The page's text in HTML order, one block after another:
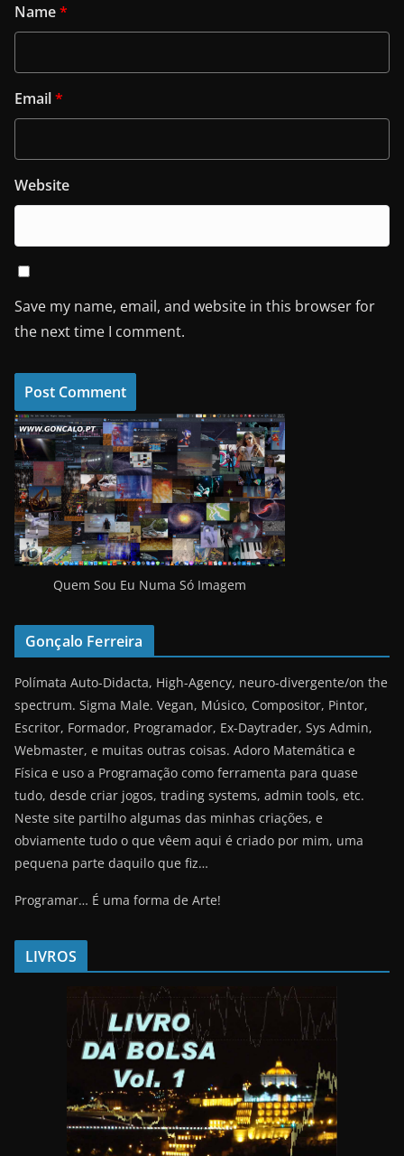
Name*
Email*
Website
Save my name, email, and website in this browser for
the next time I comment.
Quem Sou Eu Numa Só Imagem
Gonçalo Ferreira
Polímata Auto-Didacta, High-Agency, neuro-divergente/on the
spectrum. Sigma Male. Vegan, Músico, Compositor, Pintor,
Escritor, Formador, Programador, Ex-Daytrader, Sys Admin,
Webmaster, e muitas outras coisas. Adoro Matemática e
Física e uso a Programação como ferramenta para quase
tudo, desde criar jogos, trading systems, admin tools, etc.
Neste site partilho algumas das minhas criações, e
obviamente tudo o que vêem aqui é criado por mim, uma
pequena parte daquilo que fiz…
Programar… É uma forma de Arte!
LIVROS